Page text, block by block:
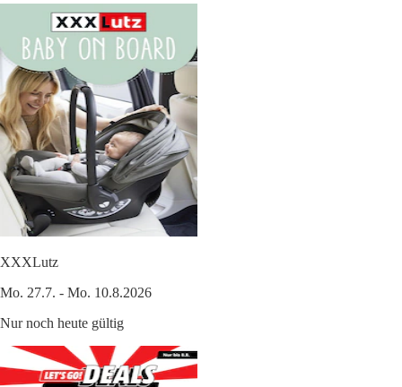
XXXLutz
Mo. 27.7. - Mo. 10.8.2026
Nur noch heute gültig